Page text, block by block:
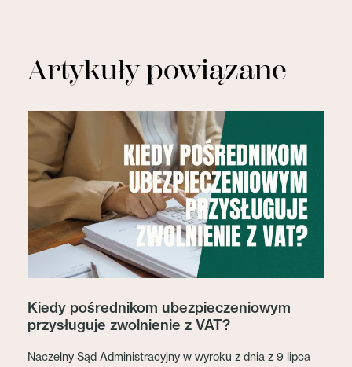
Artykuły powiązane
Kiedy pośrednikom ubezpieczeniowym
przysługuje zwolnienie z VAT?
Naczelny Sąd Administracyjny w wyroku z dnia z 9 lipca